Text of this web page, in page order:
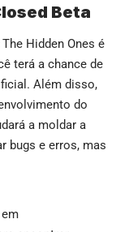
Beta
The Hidden Ones é
terá a chance de
Além disso,
do
a moldar a
bugs e erros, mas